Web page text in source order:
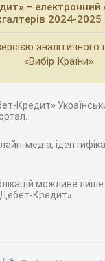
– електронний
2024-2025
аналітичного
«Вибір Країни»
Кредит»
медіа;
можливе
Кредит»